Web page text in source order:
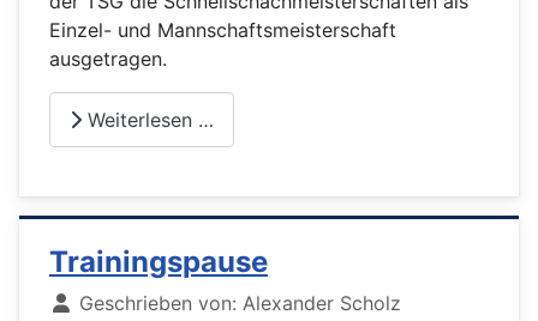
Einzel- und Mannschaftsmeisterschaft
ausgetragen.
Weiterlesen …
Trainingspause
Details
Geschrieben von: Alexander Scholz